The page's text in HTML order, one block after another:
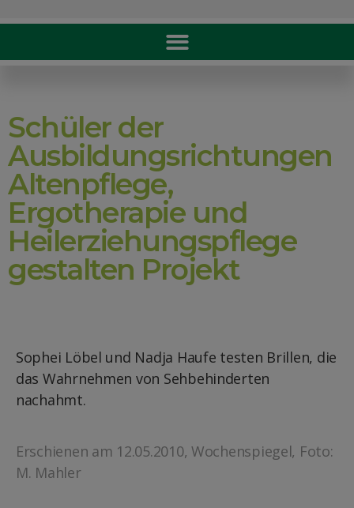
Schüler der
Ausbildungsrichtungen
Altenpflege,
Ergotherapie und
Heilerziehungspflege
gestalten Projekt
Sophei Löbel und Nadja Haufe testen Brillen, die
das Wahrnehmen von Sehbehinderten
nachahmt.
Erschienen am 12.05.2010, Wochenspiegel, Foto:
M. Mahler